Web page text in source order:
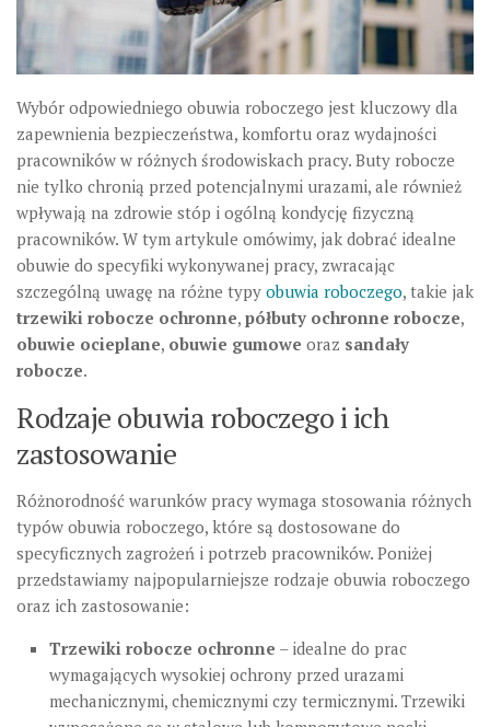
Wybór odpowiedniego obuwia roboczego jest kluczowy dla
zapewnienia bezpieczeństwa, komfortu oraz wydajności
pracowników w różnych środowiskach pracy. Buty robocze
nie tylko chronią przed potencjalnymi urazami, ale również
wpływają na zdrowie stóp i ogólną kondycję fizyczną
pracowników. W tym artykule omówimy, jak dobrać idealne
obuwie do specyfiki wykonywanej pracy, zwracając
szczególną uwagę na różne typy obuwia roboczego, takie jak
trzewiki robocze ochronne, półbuty ochronne robocze,
obuwie ocieplane, obuwie gumowe oraz sandały
robocze.
Rodzaje obuwia roboczego i ich
zastosowanie
Różnorodność warunków pracy wymaga stosowania różnych
typów obuwia roboczego, które są dostosowane do
specyficznych zagrożeń i potrzeb pracowników. Poniżej
przedstawiamy najpopularniejsze rodzaje obuwia roboczego
oraz ich zastosowanie:
Trzewiki robocze ochronne – idealne do prac
wymagających wysokiej ochrony przed urazami
mechanicznymi, chemicznymi czy termicznymi. Trzewiki